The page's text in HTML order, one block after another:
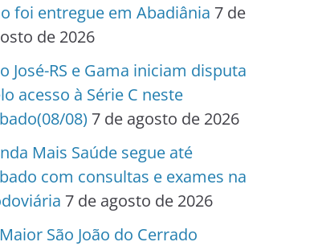
foi entregue em Abadiânia 7 de
de 2026
José-RS e Gama iniciam disputa
acesso à Série C neste
08) 7 de agosto de 2026
Mais Saúde segue até
com consultas e exames na
7 de agosto de 2026
São João do Cerrado